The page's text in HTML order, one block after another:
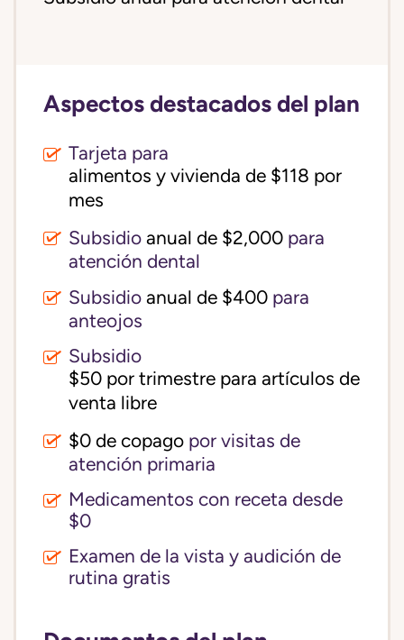
Aspectos destacados del plan
Tarjeta para
alimentos y vivienda de $118 por
mes
Subsidio anual de $2,000 para
atención dental
Subsidio anual de $400 para
anteojos
Subsidio
$50 por trimestre para artículos de
venta libre
$0 de copago por visitas de
atención primaria
Medicamentos con receta desde
$0
Examen de la vista y audición de
rutina gratis